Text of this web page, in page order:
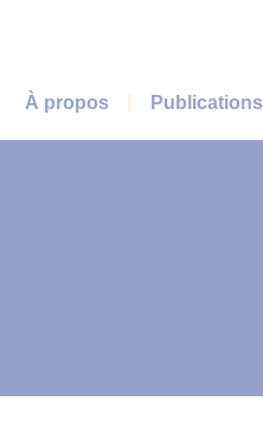
Menu principal
À propos Publications